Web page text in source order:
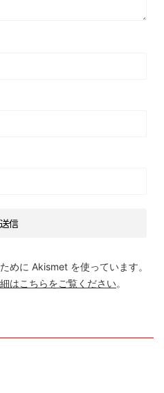
めに Akismet を使っています。
はこちらをご覧ください。